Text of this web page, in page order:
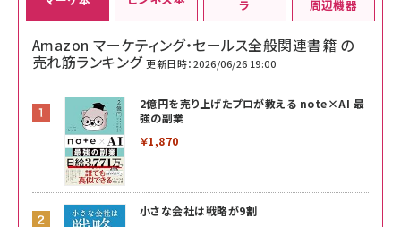
Amazon マーケティング・セールス全般関連書籍 の
売れ筋ランキング 更新日時：2026/06/26 19:00
2億円を売り上げたプロが教える note×AI 最
強の副業
￥1,870
小さな会社は戦略が9割
ラ 周辺機器